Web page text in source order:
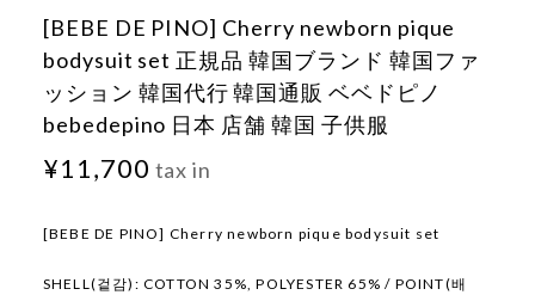
[BEBE DE PINO] Cherry newborn pique
bodysuit set 正規品 韓国ブランド 韓国ファ
ッション 韓国代行 韓国通販 ベベドピノ
bebedepino 日本 店舗 韓国 子供服
¥11,700 tax in
[BEBE DE PINO] Cherry newborn pique bodysuit set
SHELL(겉감): COTTON 35%, POLYESTER 65% / POINT(배